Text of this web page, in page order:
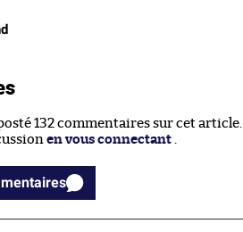
132 commentaires sur cet article.
en vous connectant .
commentaires